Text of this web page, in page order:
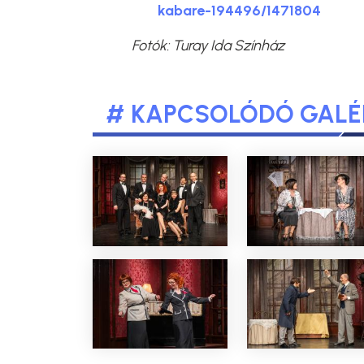
kabare-194496/1471804
Fotók: Turay Ida Színház
# KAPCSOLÓDÓ